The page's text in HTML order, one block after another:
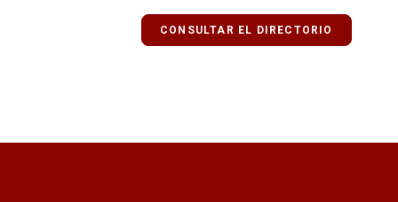
CONSULTAR EL DIRECTORIO